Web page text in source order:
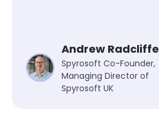
Andrew Radcliffe
Spyrosoft Co-Founder,
Managing Director of
Spyrosoft UK